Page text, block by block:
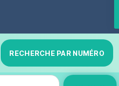
RECHERCHE PAR NUMÉRO